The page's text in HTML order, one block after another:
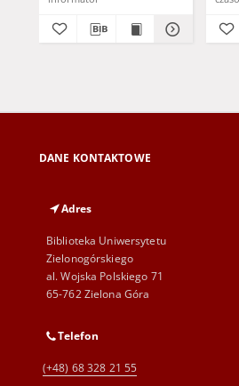
DANE KONTAKTOWE
Adres
Biblioteka Uniwersytetu
Zielonogórskiego
al. Wojska Polskiego 71
65-762 Zielona Góra
Telefon
(+48) 68 328 21 55